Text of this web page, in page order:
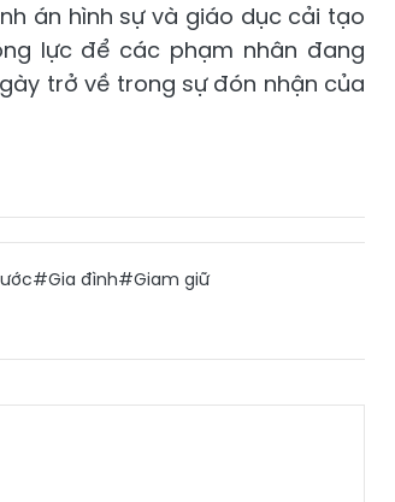
án hình sự và giáo dục cải tạo
lực để các phạm nhân đang
trở về trong sự đón nhận của
#Gia đình#Giam giữ